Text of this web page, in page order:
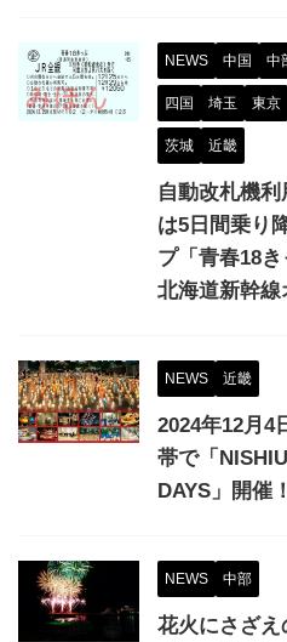
NEWS 中国 中
四国 埼玉 東京
茨城 近畿
自動改札機
は5日間乗り
プ「青春18
北海道新幹線
NEWS 近畿
2024年12月4
帯で「
DAYS」開催！
NEWS 中部
花火にさざえ